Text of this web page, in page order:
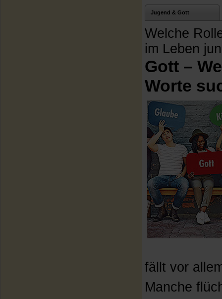
Jugend & Gott
Welche
im Leben
Gott –
Worte
fällt vor
Manche